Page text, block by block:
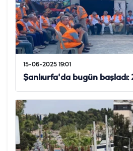
15-06-2025 19:01
Şanlıurfa'da bugün